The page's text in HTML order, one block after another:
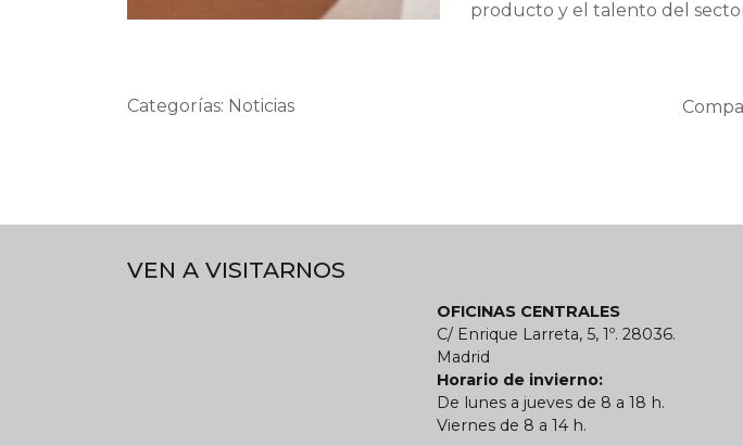
producto y el talento del
Categorías: Noticias
VEN A VISITARNOS
OFICINAS CENTRALES
C/ Enrique Larreta, 5, 1º. 28036.
Madrid
Horario de invierno:
De lunes a jueves de 8 a 18 h.
Viernes de 8 a 14 h.